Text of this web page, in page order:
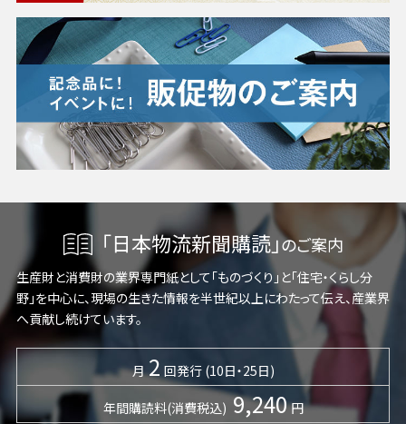
「日本物流新聞購読」のご案内
生産財と消費財の業界専門紙として「ものづくり」と「住宅・くらし分
野」を中心に、現場の生きた情報を半世紀以上にわたって伝え、産業界
へ貢献し続けています。
月 2 回発行 (10日・25日)
年間購読料(消費税込) 9,240 円